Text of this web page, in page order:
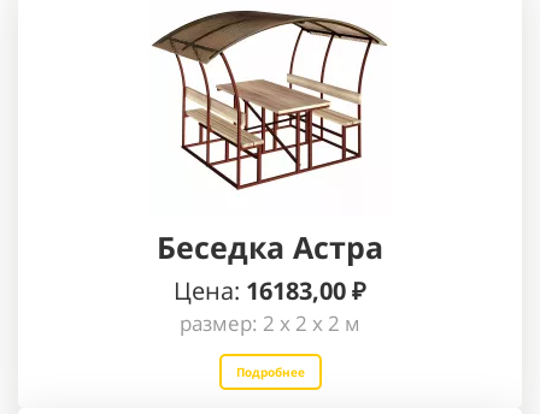
Беседка Астра
Цена: 16183,00 ₽
размер: 2 х 2 х 2 м
Подробнее